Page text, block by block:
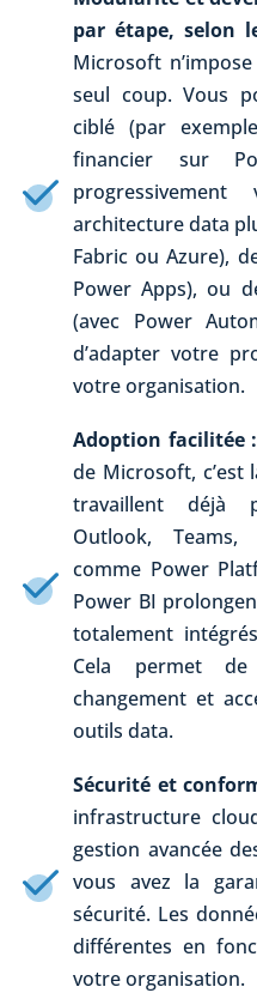
par étape, selon
Microsoft
seul coup. Vous
ciblé (par
financier sur
architecture data
Fabric ou Azure),
Power Apps), ou
(avec Power
d’adapter votre
votre organisation.
Adoption facilitée :
de Microsoft, c’est
travaillent déjà
Outlook,
comme Power
Power BI
totalement
Cela permet
changement et
outils data.
Sécurité et
infrastructure
gestion avancée
vous avez la
sécurité. Les
différentes en
votre organisation.